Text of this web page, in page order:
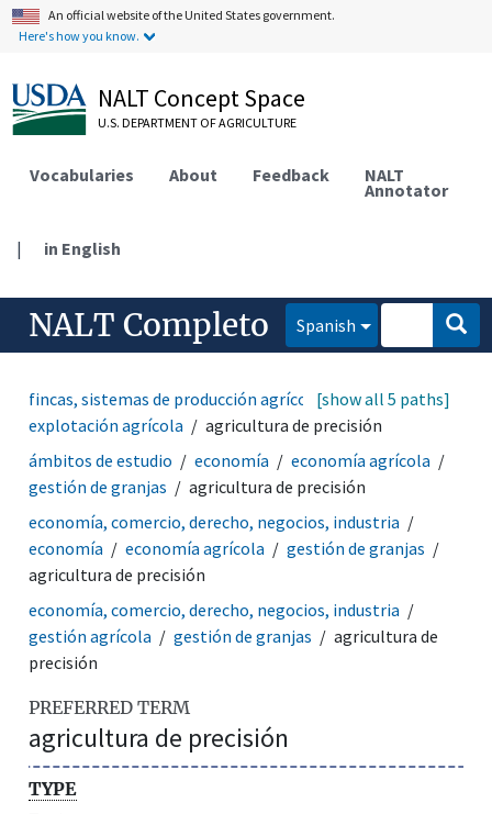
An official website of the United States government.
Here's how you know.
NALT Concept Space
U.S. DEPARTMENT OF AGRICULTURE
Vocabularies About Feedback NALT
Annotator
| in English
NALT Completo Spanish
fincas, sistemas de producción agrícola
sistemas de
explotación agrícola
agricultura de precisión
[show all 5 paths]
ámbitos de estudio economía
economía agrícola
gestión de granjas
agricultura de precisión
economía, comercio, derecho, negocios, industria
economía
economía agrícola
gestión de granjas
agricultura de precisión
economía, comercio, derecho, negocios, industria
gestión agrícola
gestión de granjas
agricultura de
precisión
PREFERRED TERM
agricultura de precisión
TYPE